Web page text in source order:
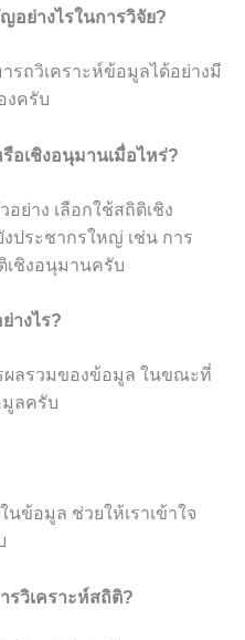
อย่างไรในการวิจัย?
รถวิเคราะห์ข้อมูลได้อย่างมี
งครับ
อเชิงอนุมานเมื่อไหร่?
ย่าง เลือกใช้สถิติเชิง
ประชากรใหญ่ เช่น การ
ชิงอนุมานครับ
างไร?
ผลรวมของข้อมูล ในขณะที่
ลครับ
ข้อมูล ช่วยให้เราเข้าใจ
รวิเคราะห์สถิติ?